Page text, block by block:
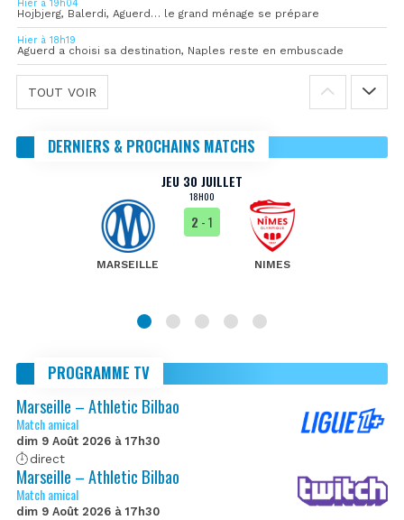
Hier à 19h04
Hojbjerg, Balerdi, Aguerd… le grand ménage se prépare
Hier à 18h19
Aguerd a choisi sa destination, Naples reste en embuscade
TOUT VOIR
DERNIERS & PROCHAINS MATCHS
JEU 30 JUILLET
18H00
MARSEILLE
2 - 1
NIMES
PROGRAMME TV
Marseille – Athletic Bilbao
Match amical
dim 9 Août 2026 à 17h30
direct
Marseille – Athletic Bilbao
Match amical
dim 9 Août 2026 à 17h30